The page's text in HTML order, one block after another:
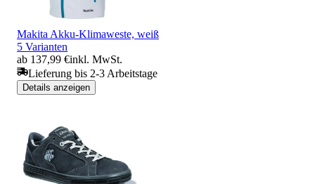
Makita Akku-Klimaweste, weiß
5 Varianten
ab 137,99 €inkl. MwSt.
Lieferung bis 2-3 Arbeitstage
Details anzeigen